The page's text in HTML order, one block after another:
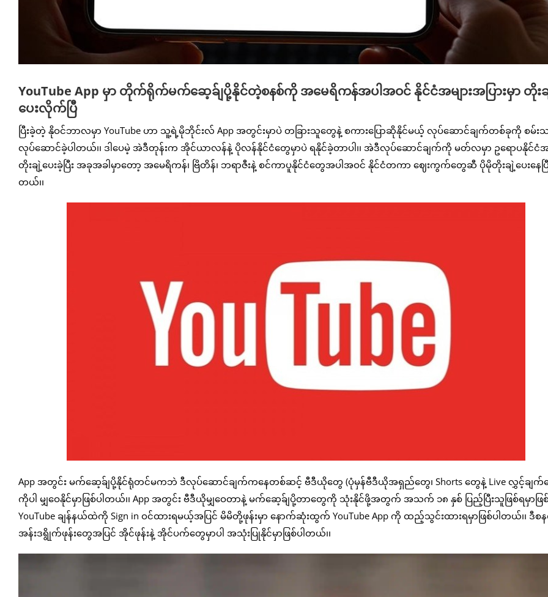
YouTube App မှာ တိုက်ရိုက်မက်ဆေ့ခ်ျပို့နိုင်တဲ့စနစ်ကို အမေရိကန်အပါအဝင် နိုင်ငံအများအပြားမှာ တိုး
ပေးလိုက်ပြီ
ပြီးခဲ့တဲ့ နိုဝင်ဘာလမှာ YouTube ဟာ သူ့ရဲ့မိုဘိုင်းလ် App အတွင်းမှာပဲ တခြားသူတွေနဲ့ စကားပြောဆိုနိုင်မယ့် လုပ်ဆောင်ချက်တစ်ခုကို စမ်း
လုပ်ဆောင်ခဲ့ပါတယ်၊၊ ဒါပေမဲ့ အဲဒီတုန်းက အိုင်ယာလန်နဲ့ ပိုလန်နိုင်ငံတွေမှာပဲ ရနိုင်ခဲ့တာပါ၊၊ အဲဒီလုပ်ဆောင်ချက်ကို မတ်လမှာ ဥရောပနိုင်
တိုးချဲ့ပေးခဲ့ပြီး အခုအခါမှာတော့ အမေရိကန်၊ ဗြိတိန်၊ ဘရာဇီးနဲ့ စင်ကာပူနိုင်ငံတွေအပါအဝင် နိုင်ငံတကာ ဈေးကွက်တွေဆီ ပိုမိုတိုးချဲ့ပေးနေပြီ
တယ်၊၊
App အတွင်း မက်ဆေ့ခ်ျပို့နိုင်ရုံတင်မကဘဲ ဒီလုပ်ဆောင်ချက်ကနေတစ်ဆင့် ဗီဒီယိုတွေ (ပုံမှန်ဗီဒီယိုအရှည်တွေ၊ Shorts တွေနဲ့ Live လွှင့်ချက်
ကိုပါ မျှဝေနိုင်မှာဖြစ်ပါတယ်၊၊ App အတွင်း ဗီဒီယိုမျှဝေတာနဲ့ မက်ဆေ့ခ်ျပို့တာတွေကို သုံးနိုင်ဖို့အတွက် အသက် ၁၈ နှစ် ပြည့်ပြီးသူဖြစ်ရမှာဖြစ်
YouTube ချန်နယ်ထဲကို Sign in ဝင်ထားရမယ့်အပြင် မိမိတို့ဖုန်းမှာ နောက်ဆုံးထွက် YouTube App ကို ထည့်သွင်းထားရမှာဖြစ်ပါတယ်၊၊ ဒီစ
အန်းဒရွိုက်ဖုန်းတွေအပြင် အိုင်ဖုန်းနဲ့ အိုင်ပက်တွေမှာပါ အသုံးပြုနိုင်မှာဖြစ်ပါတယ်၊၊